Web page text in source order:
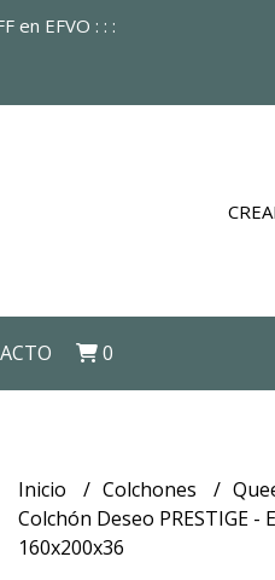
en EFVO : : :
0
Inicio Colchones
Colchón Deseo PRESTIGE -
160x200x36